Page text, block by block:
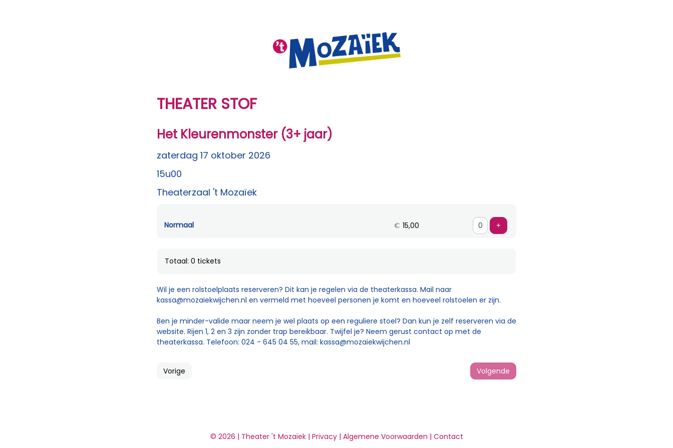
THEATER STOF
Het Kleurenmonster (3+ jaar)
zaterdag 17 oktober 2026
15u00
Theaterzaal 't Mozaïek
Normaal € 15,00 +
Totaal: 0 tickets
Wil je een rolstoelplaats reserveren? Dit kan je regelen via de theaterkassa. Mail naar
kassa@mozaiekwijchen.nl en vermeld met hoeveel personen je komt en hoeveel rolstoelen er zijn.
Ben je minder-valide maar neem je wel plaats op een reguliere stoel? Dan kun je zelf reserveren via de
website. Rijen 1, 2 en 3 zijn zonder trap bereikbaar. Twijfel je? Neem gerust contact op met de
theaterkassa. Telefoon: 024 - 645 04 55, mail: kassa@mozaiekwijchen.nl
Vorige Volgende
© 2026 | Theater 't Mozaïek | Privacy| Algemene Voorwaarden | Contact